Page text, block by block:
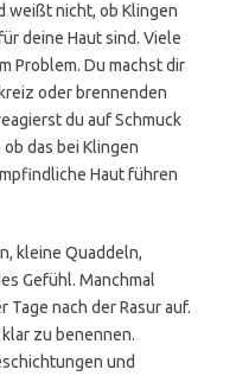
weißt nicht, ob Klingen
deine Haut sind. Viele
Problem. Du machst dir
oder brennenden
du auf Schmuck
das bei Klingen
Haut führen
kleine Quaddeln,
Gefühl. Manchmal
nach der Rasur auf.
zu benennen.
und